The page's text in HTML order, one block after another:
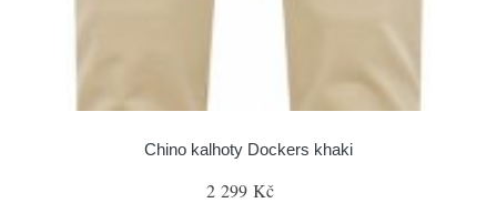
Chino kalhoty Dockers khaki
2 299 Kč